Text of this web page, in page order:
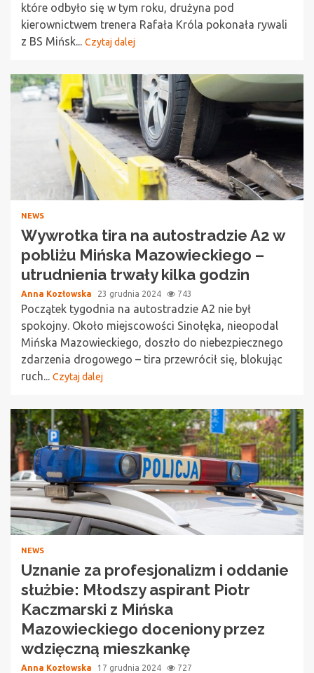
które odbyło się w tym roku, drużyna pod
kierownictwem trenera Rafała Króla pokonała rywali
z BS Mińsk... Czytaj dalej
NEWS
Wywrotka tira na autostradzie A2 w
pobliżu Mińska Mazowieckiego –
utrudnienia trwały kilka godzin
Anna Kozłowska 23 grudnia 2024 743
Początek tygodnia na autostradzie A2 nie był
spokojny. Około miejscowości Sinołęka, nieopodal
Mińska Mazowieckiego, doszło do niebezpiecznego
zdarzenia drogowego – tira przewrócił się, blokując
ruch... Czytaj dalej
NEWS
Uznanie za profesjonalizm i oddanie
służbie: Młodszy aspirant Piotr
Kaczmarski z Mińska
Mazowieckiego doceniony przez
wdzięczną mieszkankę
Anna Kozłowska 17 grudnia 2024 727